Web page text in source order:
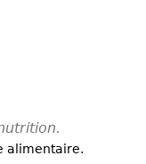
alimentaire.